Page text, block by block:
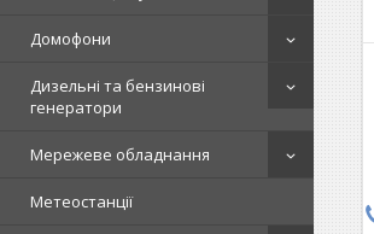
Домофони
Дизельні та бензинові
генератори
Мережеве обладнання
Метеостанції